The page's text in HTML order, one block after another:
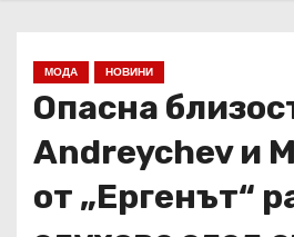
МОДА НОВИНИ
Опасна
Andreychev и
от „Ергенът“